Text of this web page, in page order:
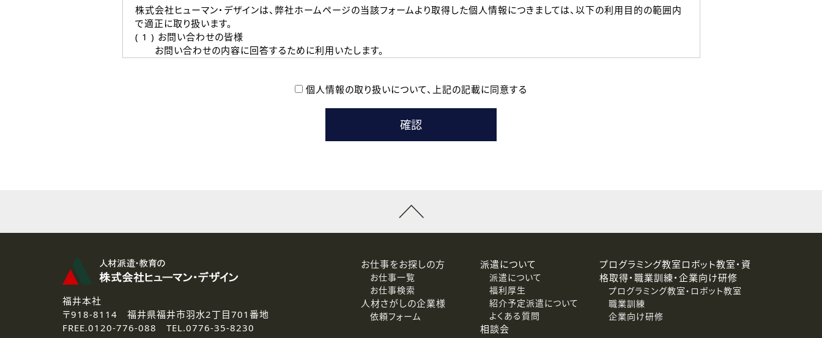
株式会社ヒューマン・デザインは、弊社ホームページの当該フォームより取得した個人情報につきましては、以下の利用目的の範囲内
で適正に取り扱います。
( 1 ) お問い合わせの皆様
お問い合わせの内容に回答するために利用いたします。
本登録に関するご連絡および本登録時の参考情報として利用いたします。
なお、ご連絡手段は、電話・Ｅメールのいずれかの方法といたします。
3.個人情報の取り扱いの委託
弊社の定める個人情報保護の評価基準を満たした委託先に、個人情報を委託する場合があります。
4.個人情報の開示等について
ご提供いただいた個人情報の開示等（利用目的の通知、開示、訂正、追加または削除、利用の停止、消去および第三者への提供停止）
個人情報の取り扱いについて、 上記の記載に同意する
福井本社
〒918-8114 福井県福井市羽水2丁目701番地
FREE.0120-776-088 TEL.0776-35-8230
お仕事をお探しの方
お仕事一覧
お仕事検索
人材さがしの企業様
依頼フォーム
派遣について
派遣について
福利厚生
紹介予定派遣について
よくある質問
相談会
プログラミング教室ロボット教室・資
格取得・職業訓練・企業向け研修
プログラミング教室・ロボット教室
職業訓練
企業向け研修